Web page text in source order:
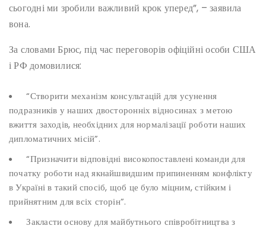
сьогодні ми зробили важливий крок уперед”, – заявила
вона.
За словами Брюс, під час переговорів офіційні особи США
і РФ домовилися:
“Створити механізм консультацій для усунення
подразників у наших двосторонніх відносинах з метою
вжиття заходів, необхідних для нормалізації роботи наших
дипломатичних місій”.
“Призначити відповідні високопоставлені команди для
початку роботи над якнайшвидшим припиненням конфлікту
в Україні в такий спосіб, щоб це було міцним, стійким і
прийнятним для всіх сторін”.
Закласти основу для майбутнього співробітництва з